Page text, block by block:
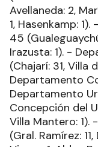
Avellaneda: 2,
1, Hasenkamp:
45
Irazusta: 1). -
(Chajarí: 31, Villa
Departamento
Departamento
Concepción del
Villa Mantero:
(Gral. Ramírez: